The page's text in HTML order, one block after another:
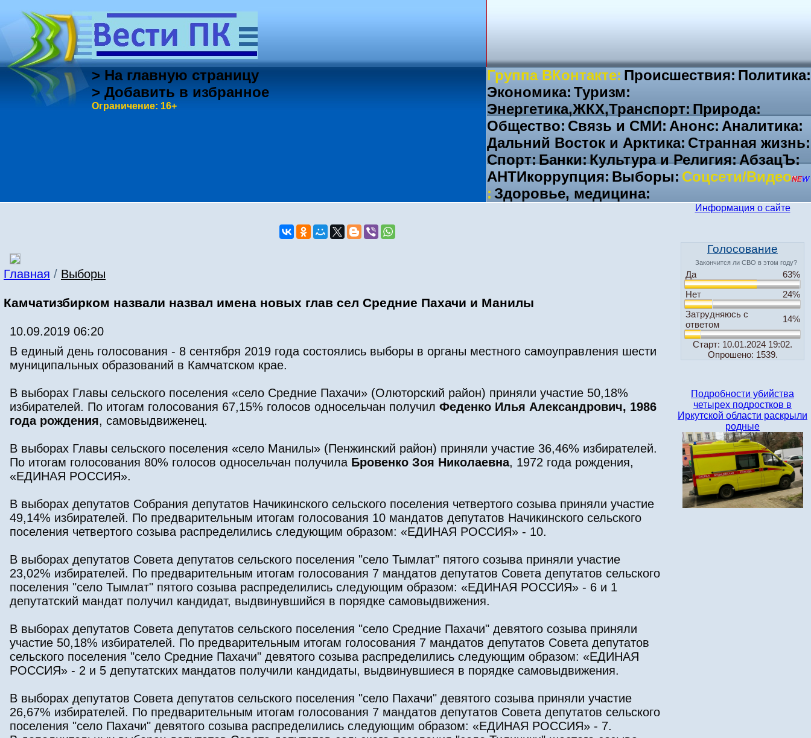
> На главную страницу
> Добавить в избранное
Ограничение: 16+
Группа ВКонтакте: Происшествия: Политика:
Экономика: Туризм:
Энергетика,ЖКХ,Транспорт: Природа:
Общество: Связь и СМИ: Анонс: Аналитика:
Дальний Восток и Арктика: Странная жизнь:
Спорт:Банки:Культура и Религия:АбзацЪ:
АНТИкоррупция: Выборы: Соцсети/Видео
: Здоровье, медицина:
Главная / Выборы
Камчатизбирком назвали назвал имена новых глав сел Средние Пахачи и Манилы
10.09.2019 06:20
В единый день голосования - 8 сентября 2019 года состоялись выборы в органы местного самоуправления шести
муниципальных образований в Камчатском крае.
В выборах Главы сельского поселения «село Средние Пахачи» (Олюторский район) приняли участие 50,18%
избирателей. По итогам голосования 67,15% голосов односельчан получил Феденко Илья Александрович, 1986
года рождения, самовыдвиженец.
В выборах Главы сельского поселения «село Манилы» (Пенжинский район) приняли участие 36,46% избирателей.
По итогам голосования 80% голосов односельчан получила Бровенко Зоя Николаевна, 1972 года рождения,
«ЕДИНАЯ РОССИЯ».
В выборах депутатов Собрания депутатов Начикинского сельского поселения четвертого созыва приняли участие
49,14% избирателей. По предварительным итогам голосования 10 мандатов депутатов Начикинского сельского
поселения четвертого созыва распределились следующим образом: «ЕДИНАЯ РОССИЯ» - 10.
В выборах депутатов Совета депутатов сельского поселения "село Тымлат" пятого созыва приняли участие
23,02% избирателей. По предварительным итогам голосования 7 мандатов депутатов Совета депутатов сельского
поселения "село Тымлат" пятого созыва распределились следующим образом: «ЕДИНАЯ РОССИЯ» - 6 и 1
депутатский мандат получил кандидат, выдвинувшийся в порядке самовыдвижения.
В выборах депутатов Совета депутатов сельского поселения "село Средние Пахачи" девятого созыва приняли
участие 50,18% избирателей. По предварительным итогам голосования 7 мандатов депутатов Совета депутатов
сельского поселения "село Средние Пахачи" девятого созыва распределились следующим образом: «ЕДИНАЯ
РОССИЯ» - 2 и 5 депутатских мандатов получили кандидаты, выдвинувшиеся в порядке самовыдвижения.
В выборах депутатов Совета депутатов сельского поселения "село Пахачи" девятого созыва приняли участие
26,67% избирателей. По предварительным итогам голосования 7 мандатов депутатов Совета депутатов сельского
поселения "село Пахачи" девятого созыва распределились следующим образом: «ЕДИНАЯ РОССИЯ» - 7.
Информация о сайте
Голосование
Закончится ли СВО в этом году?
Да
63%
Нет
24%
Затрудняюсь с
ответом
14%
Старт: 10.01.2024 19:02.
Опрошено: 1539.
Подробности убийства
четырех подростков в
Иркутской области раскрыли
родные